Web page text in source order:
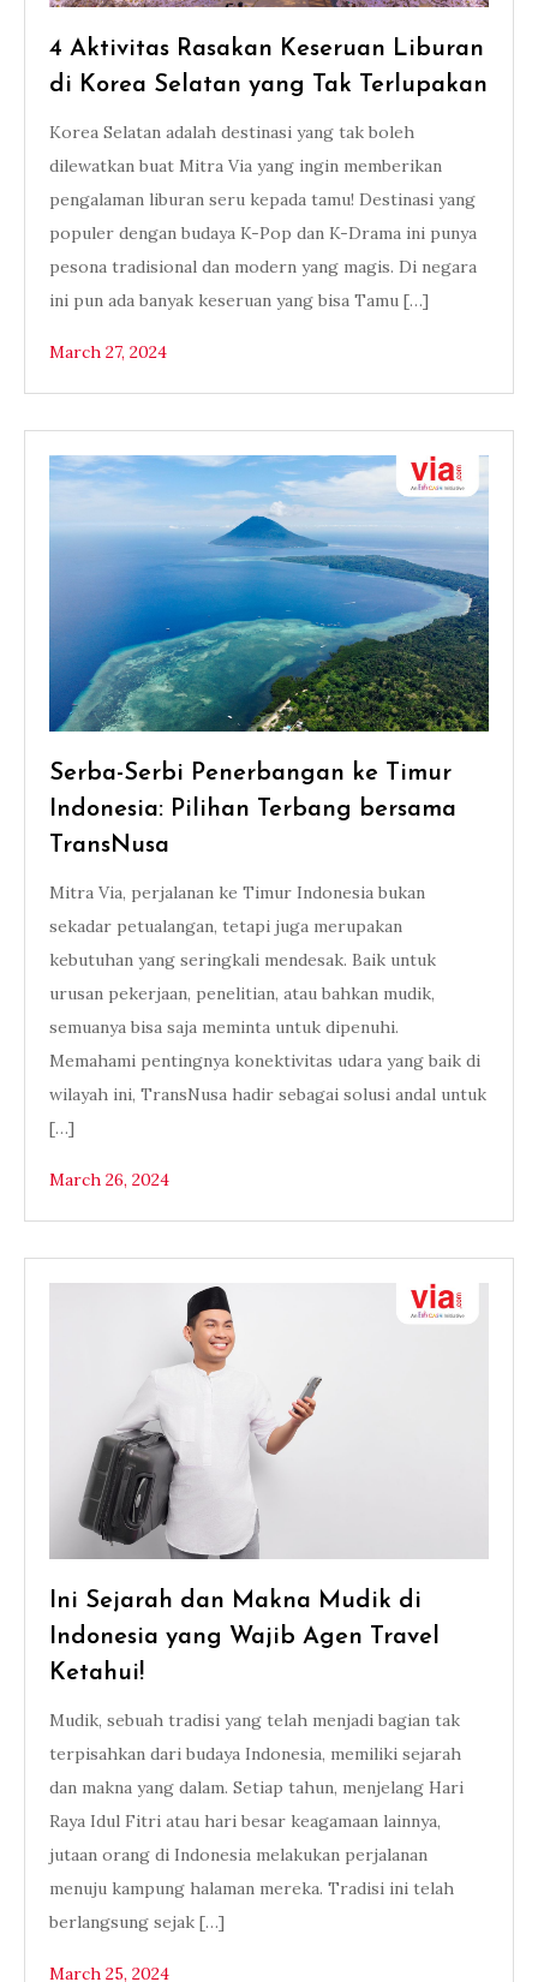
4 Aktivitas Rasakan Keseruan Liburan
di Korea Selatan yang Tak Terlupakan
Korea Selatan adalah destinasi yang tak boleh
dilewatkan buat Mitra Via yang ingin memberikan
pengalaman liburan seru kepada tamu! Destinasi yang
populer dengan budaya K-Pop dan K-Drama ini punya
pesona tradisional dan modern yang magis. Di negara
ini pun ada banyak keseruan yang bisa Tamu […]
March 27, 2024
Serba-Serbi Penerbangan ke Timur
Indonesia: Pilihan Terbang bersama
TransNusa
Mitra Via, perjalanan ke Timur Indonesia bukan
sekadar petualangan, tetapi juga merupakan
kebutuhan yang seringkali mendesak. Baik untuk
urusan pekerjaan, penelitian, atau bahkan mudik,
semuanya bisa saja meminta untuk dipenuhi.
Memahami pentingnya konektivitas udara yang baik di
wilayah ini, TransNusa hadir sebagai solusi andal untuk
[…]
March 26, 2024
Ini Sejarah dan Makna Mudik di
Indonesia yang Wajib Agen Travel
Ketahui!
Mudik, sebuah tradisi yang telah menjadi bagian tak
terpisahkan dari budaya Indonesia, memiliki sejarah
dan makna yang dalam. Setiap tahun, menjelang Hari
Raya Idul Fitri atau hari besar keagamaan lainnya,
jutaan orang di Indonesia melakukan perjalanan
menuju kampung halaman mereka. Tradisi ini telah
berlangsung sejak […]
March 25, 2024